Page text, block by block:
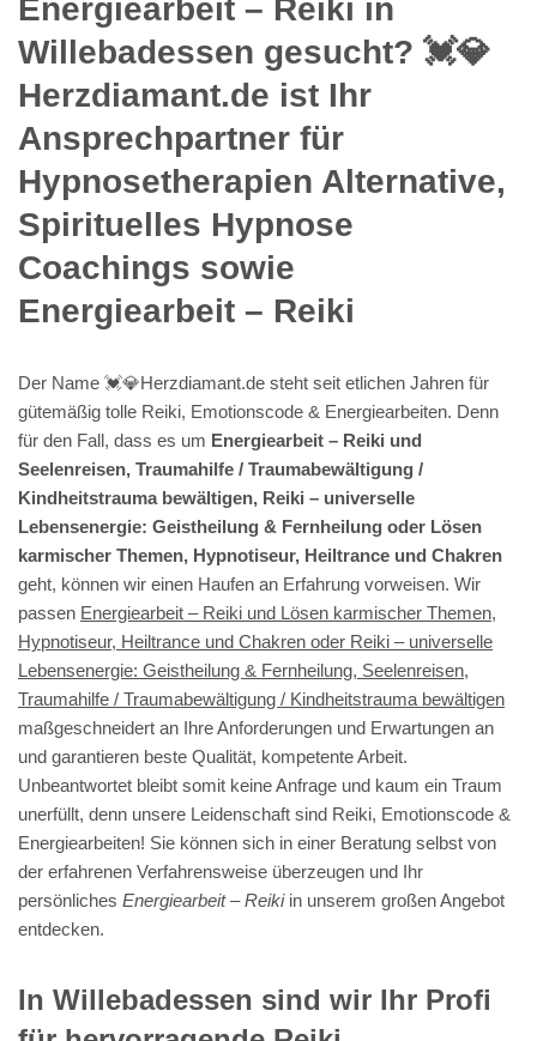
Energiearbeit – Reiki in
Willebadessen gesucht? 💓️💎
Herzdiamant.de ist Ihr
Ansprechpartner für
Hypnosetherapien Alternative,
Spirituelles Hypnose
Coachings sowie
Energiearbeit – Reiki
Der Name 💓️💎Herzdiamant.de steht seit etlichen Jahren für
gütemäßig tolle Reiki, Emotionscode & Energiearbeiten. Denn
für den Fall, dass es um Energiearbeit – Reiki und
Seelenreisen, Traumahilfe / Traumabewältigung /
Kindheitstrauma bewältigen, Reiki – universelle
Lebensenergie: Geistheilung & Fernheilung oder Lösen
karmischer Themen, Hypnotiseur, Heiltrance und Chakren
geht, können wir einen Haufen an Erfahrung vorweisen. Wir
passen Energiearbeit – Reiki und Lösen karmischer Themen,
Hypnotiseur, Heiltrance und Chakren oder Reiki – universelle
Lebensenergie: Geistheilung & Fernheilung, Seelenreisen,
Traumahilfe / Traumabewältigung / Kindheitstrauma bewältigen
maßgeschneidert an Ihre Anforderungen und Erwartungen an
und garantieren beste Qualität, kompetente Arbeit.
Unbeantwortet bleibt somit keine Anfrage und kaum ein Traum
unerfüllt, denn unsere Leidenschaft sind Reiki, Emotionscode &
Energiearbeiten! Sie können sich in einer Beratung selbst von
der erfahrenen Verfahrensweise überzeugen und Ihr
persönliches Energiearbeit – Reikiin unserem großen Angebot
entdecken.
In Willebadessen sind wir Ihr Profi